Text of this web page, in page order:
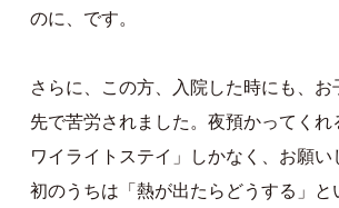
のに、です。
さらに、この方、入院した時にも、お
先で苦労されました。夜預かってくれ
ワイライトステイ」しかなく、お願い
初のうちは「熱が出たらどうする」と